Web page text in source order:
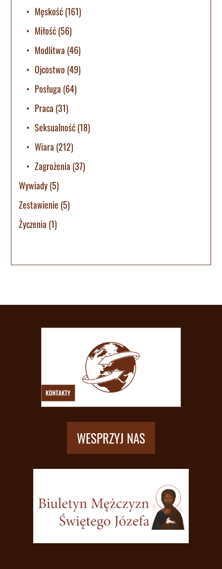
Męskość(161)
Miłość(56)
Modlitwa (46)
Ojcostwo (49)
Posługa (64)
Praca (31)
Seksualność(18)
Wiara (212)
Zagrożenia (37)
Wywiady(5)
Zestawienie (5)
Życzenia (1)
WESPRZYJ NAS